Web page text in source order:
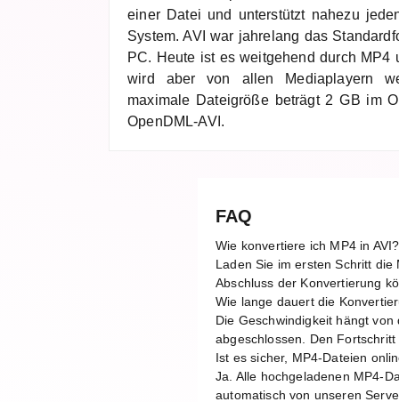
einer Datei und unterstützt nahezu
System. AVI war jahrelang das
PC. Heute ist es weitgehend durch MP4
wird aber von allen Mediaplayern
maximale Dateigröße beträgt 2 GB im
OpenDML-AVI.
FAQ
Wie konvertiere ich MP4 in AVI?
Laden Sie im ersten Schritt die
Abschluss der Konvertierung
Wie lange dauert die
Die Geschwindigkeit hängt
abgeschlossen. Den
Ist es sicher, MP4-Dateien
Ja. Alle hochgeladenen MP4-
automatisch von unseren